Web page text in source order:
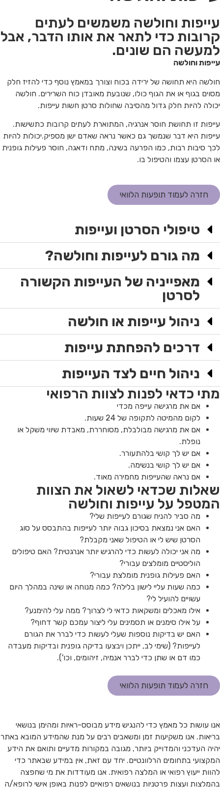
עייפות וחולשה משמשים לעתים
קרובות כדי לתאר את אותו הדבר, אבל
למעשה הם שונים.
עייפות וחולשה
חולשה היא תחושה של ירידה בכוח וצורך במאמץ נוסף כדי להזיז חלק
מסוים בגוף או את הגוף כולו, שנובעת מאובדן כוח השרירים. חולשה
יכולה להיות חלק גדול מהסיבה שחולות סרטן חשות עייפות.
עייפות זו תחושת חוסר אנרגיה, המתוארת לעתים קרובות כתשישות.
עייפות היא דבר שנמשך גם כאשר נראה שאדם ישן מספיק.יכולות להיות
לכך סיבות רבות, כמו הפרעה בשינה, מתח ודאגה, חוסר פעילות גופנית
או הסרטן עצמו והטיפול בו.
חזרה לעמוד תופעות הלוואי
טיפולי הסרטן ועייפות
מה גורם לעייפות וחולשה?
מאפייניה של העייפות הקשורה
לסרטן
ניהול עייפות או חולשה
דרכים להפחתת עייפות
ניהול חיים לצד העייפות
מתי כדאי לפנות לצוות הרפואי
אם את מרגישה עייפה מכדי
לקום מהמיטה לתקופה של 24 שעות.
אם את מרגישה מבולבלת, מסוחררת, מאבדת שיווי משקל או
נופלת.
אם יש לך קושי בלהתעורר.
אם יש לך קושי בנשימה.
אם נראה שהעייפות מחמירה מאוד.
שאלות שכדאי לשאול את הצוות
המטפל על עייפות וחולשה
מה סביר להניח שגורם לעייפות שלי?
האם אני נמצאת בסיכון גבוה יותר לעייפות בהתבסס על סוג
הסרטן שיש לי או הטיפול שאני מקבלת?
מה אני יכולה לעשות כדי להרגיש יותר אנרגטית? האם טיפולים
הוליסטיים מומלצים עבורי?
האם פעילות גופנית מומלצת עבורי?
כמה שעות עליי לישון בלילה? כמה מנוחה או שינה במהלך היום
עשויים להועיל לי?
אילו מאכלים ומשקאות כדאי לי לצרוך? ממה עלי להימנע?
על אילו סימנים או תסמינים עלי ליצור עמכם קשר דחוף?
האם יש בדיקות נוספות שעלי לעשות כדי לברר את הגורם
לעייפות? (שימי לב, ייתכן ויבצעו בדיקה גופנית ובדיקות מעבדה
כמו דם או שתן כדי לברר אנמיה, זיהומים, וכו').
חזרה לעמוד תופעות הלוואי
אנו עושות כל מאמץ כדי להנגיש מידע מבוסס-ראיות ומהימן בנושאי
בריאות. אנו משקיעות זמן ומשאבים רבים על מנת שהמידע המובא באתר
יהיה העדכני והמדוייק ביותר, מגובה במקורות מדעיים ותואם את הידע
המקצועי בתחומים הרלוונטיים. יחד עם זאת, אין במידע שבאתר כדי
להוות ייעוץ רפואי או המלצה רפואית. אנו מעודדות את מי שחפצה
בהמלצות ועצות פרטניות בנושאים רפואיים לפנות באופן אישי לרופא/ה
format_underlined הוסף קו תחתון לקישורים
font_download סמן קישורים
לאפס
את
cached
הצהרת נגישות